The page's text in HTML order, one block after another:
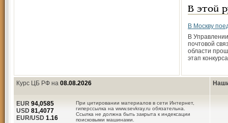
В этой
В Москву
В
почтовой
области
этап
Курс ЦБ РФ на 08.08.2026
При цитировании материалов в сети Интернет,
гиперссылка на www.sevkray.ru обязательна.
Ссылка не должна быть закрыта к индексации
поисковыми машинами.
EUR 94,0585
USD 81,4077
EUR/USD 1.16